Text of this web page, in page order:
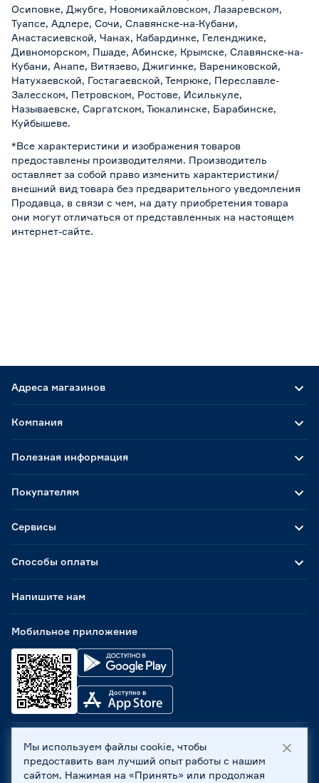
Осиповке, Джубге, Новомихайловском, Лазаревском,
Туапсе, Адлере, Сочи, Славянске-на-Кубани,
Анастасиевской, Чанах, Кабардинке, Геленджике,
Дивноморском, Пшаде, Абинске, Крымске, Славянске-на-
Кубани, Анапе, Витязево, Джигинке, Варениковской,
Натухаевской, Гостагаевской, Темрюке, Переславле-
Залесском, Петровском, Ростове, Исилькуле,
Называевске, Саргатском, Тюкалинске, Барабинске,
Куйбышеве.
*Все характеристики и изображения товаров
предоставлены производителями. Производитель
оставляет за собой право изменить характеристики/
внешний вид товара без предварительного уведомления
Продавца, в связи с чем, на дату приобретения товара
они могут отличаться от представленных на настоящем
интернет-сайте.
Адреса магазинов
Способы оплаты
Мобильное приложение
Компания
Полезная информация
Покупателям
Сервисы
Напишите нам
ООО «Бауцентр Рус» 2004 -2026, 236029, г. Калининград,
ул. А.Невского, 205. ИНН 7702596813, КПП 390601001 ©
Все права защищены
Мы используем файлы cookie, чтобы
предоставить вам лучший опыт работы с нашим
сайтом. Нажимая на «Принять» или продолжая